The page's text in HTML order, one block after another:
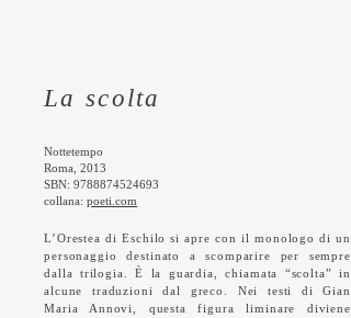
La scolta
Nottetempo
Roma, 2013
SBN: 9788874524693
​​collana: poeti.com
L’Orestea di Eschilo si apre con il monologo di un
personaggio destinato a scomparire per sempre
dalla trilogia. È la guardia, chiamata “scolta” in
alcune traduzioni dal greco. Nei testi di Gian
Maria Annovi, questa figura liminare diviene